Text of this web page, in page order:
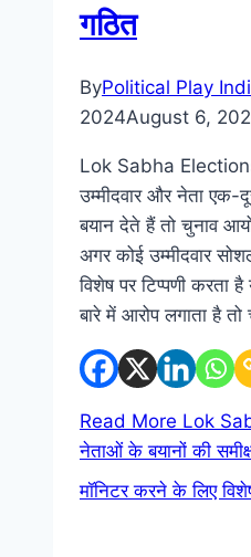
गठित
ByPolitical Play
2024August 6,
Lok Sabha
उम्मीदवार और नेता
बयान देते हैं तो चुनाव
अगर कोई उम्मीदवार
विशेष पर टिप्पणी करता
बारे में आरोप लगाता है
Read More Lok
नेताओं के बयानों की
मॉनिटर करने के लिए